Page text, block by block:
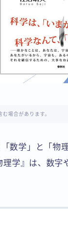
場合があります。
数学」と「物
学』は、数字